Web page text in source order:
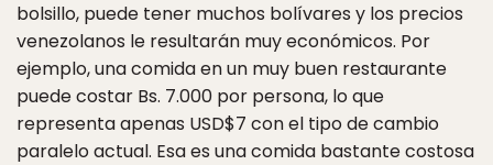
bolsillo, puede tener muchos bolívares y los precios
venezolanos le resultarán muy económicos. Por
ejemplo, una comida en un muy buen restaurante
puede costar Bs. 7.000 por persona, lo que
representa apenas USD$7 con el tipo de cambio
paralelo actual. Esa es una comida bastante costosa